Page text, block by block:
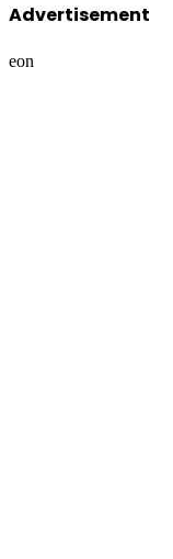
Advertisement
eon